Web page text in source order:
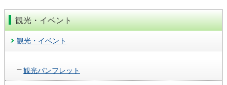
観光・イベント
観光・イベント
観光パンフレット